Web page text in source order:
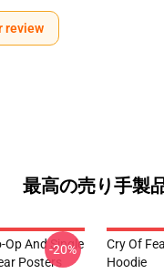
review
最高の売り手製
Op And Single
Posters
-20%
Cry Of
Hoodie